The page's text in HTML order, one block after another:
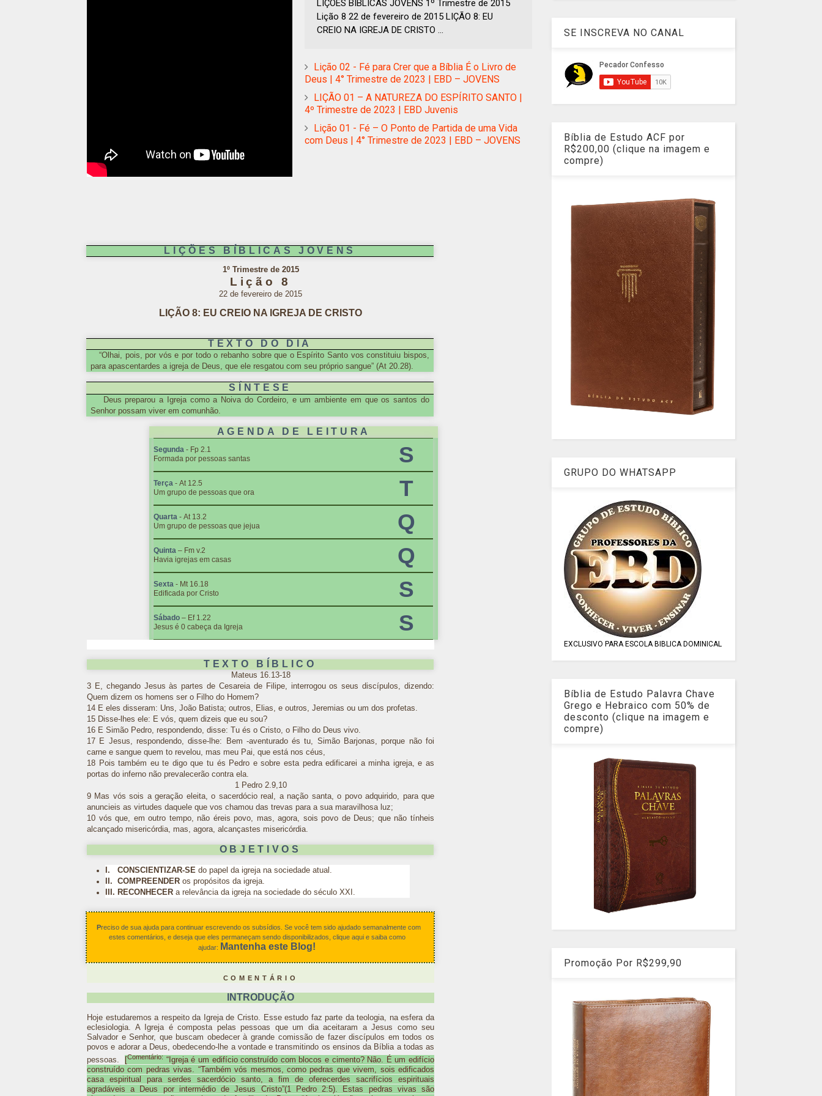
LIÇÕES BÍBLICAS JOVENS 1º Trimestre de 2015
Lição 8 22 de fevereiro de 2015 LIÇÃO 8: EU
CREIO NA IGREJA DE CRISTO ...
Lição 02 - Fé para Crer que a Bíblia É o Livro de
Deus | 4° Trimestre de 2023 | EBD – JOVENS
LIÇÃO 01 – A NATUREZA DO ESPÍRITO SANTO |
4º Trimestre de 2023 | EBD Juvenis
Lição 01 - Fé – O Ponto de Partida de uma Vida
com Deus | 4° Trimestre de 2023 | EBD – JOVENS
LIÇÕES BÍBLICAS JOVENS
1º Trimestre de 2015
Lição 8
22 de fevereiro de 2015
LIÇÃO 8: EU CREIO NA IGREJA DE CRISTO
TEXTO DO DIA
“Olhai, pois, por vós e por todo o rebanho sobre que o Espírito Santo vos constituiu bispos,
para apascentardes a igreja de Deus, que ele resgatou com seu próprio sangue” (At 20.28).
SÍNTESE
Deus preparou a Igreja como a Noiva do Cordeiro, e um ambiente em que os santos do
Senhor possam viver em comunhão.
AGENDA DE LEITURA
Segunda- Fp 2.1
Formada por pessoas santas
S
Terça- At 12.5
Um grupo de pessoas que ora
T
Quarta- At 13.2
Um grupo de pessoas que jejua
Q
Quinta– Fm v.2
Havia igrejas em casas
Q
Sexta- Mt 16.18
Edificada por Cristo
S
Sábado– Ef 1.22
Jesus é 0 cabeça da Igreja
S
TEXTO BÍBLICO
Mateus 16.13-18
3 E, chegando Jesus às partes de Cesareia de Filipe, interrogou os seus discípulos, dizendo:
Quem dizem os homens ser o Filho do Homem?
14 E eles disseram: Uns, João Batista; outros, Elias, e outros, Jeremias ou um dos profetas.
15 Disse-lhes ele: E vós, quem dizeis que eu sou?
16 E Simão Pedro, respondendo, disse: Tu és o Cristo, o Filho do Deus vivo.
17 E Jesus, respondendo, disse-lhe: Bem -aventurado és tu, Simão Barjonas, porque não foi
carne e sangue quem to revelou, mas meu Pai, que está nos céus,
18 Pois também eu te digo que tu és Pedro e sobre esta pedra edificarei a minha igreja, e as
portas do inferno não prevalecerão contra ela.
1 Pedro 2.9,10
9 Mas vós sois a geração eleita, o sacerdócio real, a nação santa, o povo adquirido, para que
anuncieis as virtudes daquele que vos chamou das trevas para a sua maravilhosa luz;
10 vós que, em outro tempo, não éreis povo, mas, agora, sois povo de Deus; que não tínheis
alcançado misericórdia, mas, agora, alcançastes misericórdia.
OBJETIVOS
I. CONSCIENTIZAR-SE do papel da igreja na sociedade atual.
II. COMPREENDER os propósitos da igreja.
III. RECONHECER a relevância da igreja na sociedade do século XXI.
Preciso de sua ajuda para continuar escrevendo os subsídios. Se você tem sido ajudado semanalmente com
estes comentários, e deseja que eles permaneçam sendo disponibilizados, clique aqui e saiba como
ajudar: Mantenha este Blog!
COMENTÁRIO
INTRODUÇÃO
Hoje estudaremos a respeito da Igreja de Cristo. Esse estudo faz parte da teologia, na esfera da
eclesiologia. A Igreja é composta pelas pessoas que um dia aceitaram a Jesus como seu
Salvador e Senhor, que buscam obedecer à grande comissão de fazer discípulos em todos os
povos e adorar a Deus, obedecendo-lhe a vontade e transmitindo os ensinos da Bíblia a todas as
pessoas.
[Comentário: “Igreja é um edifício construído com blocos e cimento? Não. É um edifício
construído com pedras vivas. “Também vós mesmos, como pedras que vivem, sois edificados
casa espiritual para serdes sacerdócio santo, a fim de oferecerdes sacrifícios espirituais
agradáveis a Deus por intermédio de Jesus Cristo”(1 Pedro 2:5). Estas pedras vivas são
SE INSCREVA NO CANAL
Bíblia de Estudo ACF por
R$200,00 (clique na imagem e
compre)
GRUPO DO WHATSAPP
EXCLUSIVO PARA ESCOLA BIBLICA DOMINICAL
Bíblia de Estudo Palavra Chave
Grego e Hebraico com 50% de
desconto (clique na imagem e
compre)
Promoção Por R$299,90